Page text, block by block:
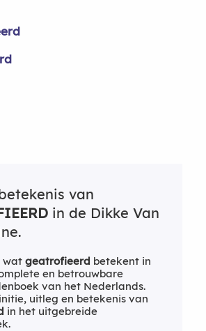
van
in de Dikke Van
wat geatrofieerd betekent in
en betrouwbare
van het Nederlands.
uitleg en betekenis van
in het uitgebreide